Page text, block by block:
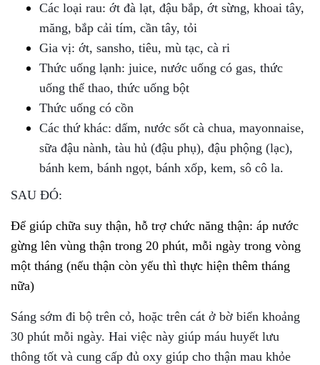
Các loại rau: ớt đà lạt, đậu bắp, ớt sừng, khoai tây,
măng, bắp cải tím, cần tây, tỏi
Gia vị: ớt, sansho, tiêu, mù tạc, cà ri
Thức uống lạnh: juice, nước uống có gas, thức
uống thể thao, thức uống bột
Thức uống có cồn
Các thứ khác: dấm, nước sốt cà chua, mayonnaise,
sữa đậu nành, tàu hủ (đậu phụ), đậu phộng (lạc),
bánh kem, bánh ngọt, bánh xốp, kem, sô cô la.
SAU ĐÓ:
Để giúp chữa suy thận, hỗ trợ chức năng thận: áp nước
gừng lên vùng thận trong 20 phút, mỗi ngày trong vòng
một tháng (nếu thận còn yếu thì thực hiện thêm tháng
nữa)
Sáng sớm đi bộ trên cỏ, hoặc trên cát ở bờ biển khoảng
30 phút mỗi ngày. Hai việc này giúp máu huyết lưu
thông tốt và cung cấp đủ oxy giúp cho thận mau khỏe